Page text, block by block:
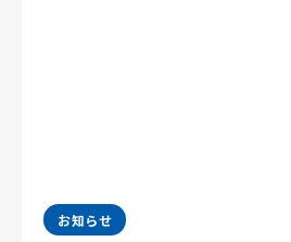
お知らせ